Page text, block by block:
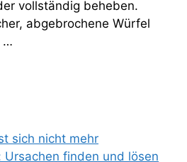
vollständig beheben.
abgebrochene Würfel
…